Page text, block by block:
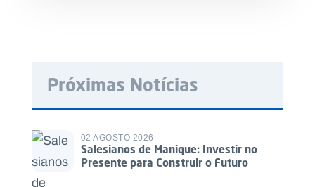
Próximas Notícias
02 AGOSTO 2026
Salesianos de Manique: Investir no
Presente para Construir o Futuro